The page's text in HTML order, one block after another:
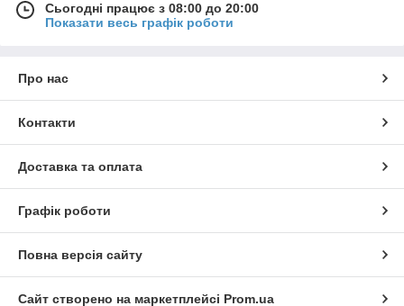
Сьогодні працює з 08:00 до 20:00
Показати весь графік роботи
Про нас
Контакти
Доставка та оплата
Графік роботи
Повна версія сайту
Сайт створено на маркетплейсі Prom.ua